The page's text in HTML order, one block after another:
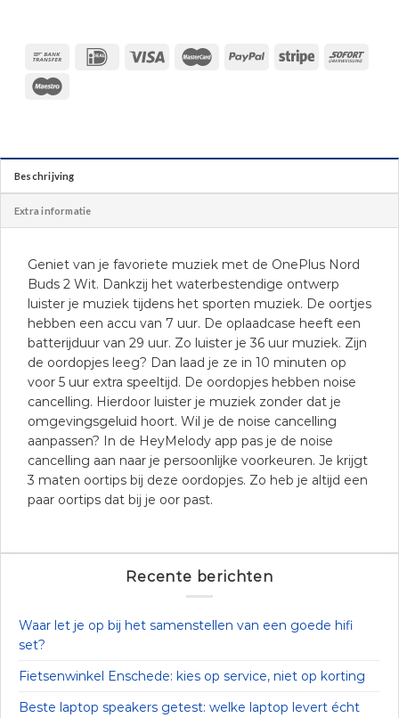
Beschrijving
Extra informatie
Geniet van je favoriete muziek met de OnePlus Nord
Buds 2 Wit. Dankzij het waterbestendige ontwerp
luister je muziek tijdens het sporten muziek. De oortjes
hebben een accu van 7 uur. De oplaadcase heeft een
batterijduur van 29 uur. Zo luister je 36 uur muziek. Zijn
de oordopjes leeg? Dan laad je ze in 10 minuten op
voor 5 uur extra speeltijd. De oordopjes hebben noise
cancelling. Hierdoor luister je muziek zonder dat je
omgevingsgeluid hoort. Wil je de noise cancelling
aanpassen? In de HeyMelody app pas je de noise
cancelling aan naar je persoonlijke voorkeuren. Je krijgt
3 maten oortips bij deze oordopjes. Zo heb je altijd een
paar oortips dat bij je oor past.
Recente berichten
Waar let je op bij het samenstellen van een goede hifi
set?
Fietsenwinkel Enschede: kies op service, niet op korting
Beste laptop speakers getest: welke laptop levert écht